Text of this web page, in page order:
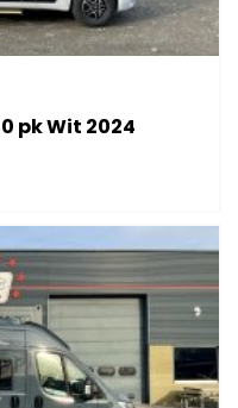
pk Wit 2024